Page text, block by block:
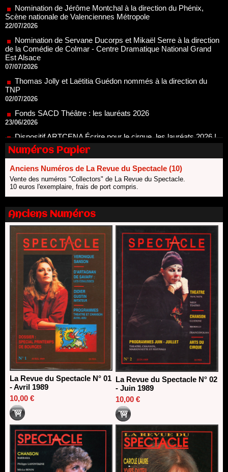
Nomination de Servane Ducorps et Mikaël Serre à la direction
de la Comédie de Colmar - Centre Dramatique National Grand
Est Alsace
07/07/2026
Thomas Jolly et Laëtitia Guédon nommés à la direction du
TNP
02/07/2026
Fonds SACD Théâtre : les lauréats 2026
23/06/2026
20/06/2026
18/06/2026
Les 10 lauréats du Fonds Grandes Formes Théâtre 2026
13/06/2026
Nomination de Nathalie Garraud et Olivier Saccomano à la
Dispositif SACD Auteurs d'espaces : les lauréats 2026
18/03/2026
Numéros Papier
Anciens Numéros de La Revue du Spectacle (10)
Vente des numéros "Collectors" de La Revue du Spectacle.
10 euros l'exemplaire, frais de port compris.
Anciens Numéros
La Revue du Spectacle N° 01
- Avril 1989
10,00 €
La Revue du Spectacle N° 02
- Juin 1989
10,00 €